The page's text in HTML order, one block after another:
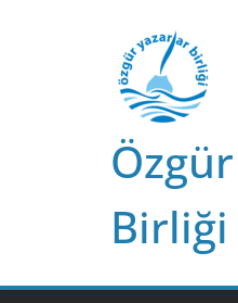
Birliği